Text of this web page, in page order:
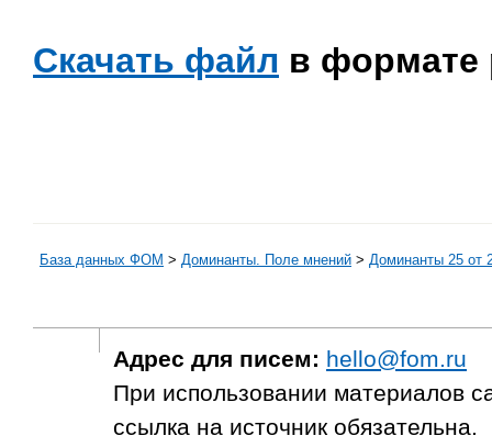
Скачать файл в формате
База данных ФОМ > Доминанты. Поле мнений > Доминанты 25 от
Адрес для писем: hello@fom.ru
При использовании материалов
ссылка на источник обязательна.